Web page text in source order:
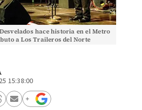
hace historia en el Metro
a Los Traileros del Norte
15:38:00